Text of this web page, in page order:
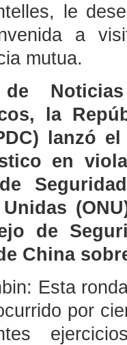
le
a
mutua.
de
la
lanzó
en
de
China
Esta
por